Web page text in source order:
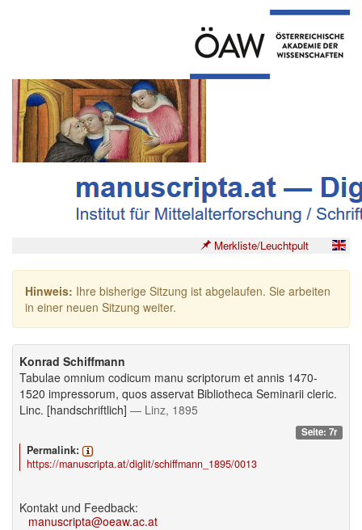
Merkliste/Leuchtpult
Hinweis: Ihre bisherige Sitzung ist abgelaufen. Sie arbeiten
in einer neuen Sitzung weiter.
Konrad Schiffmann
Tabulae omnium codicum manu scriptorum et annis 1470-
1520 impressorum, quos asservat Bibliotheca Seminarii cleric.
Linc. [handschriftlich] — Linz, 1895
Seite: 7r
Permalink:
https://manuscripta.at/diglit/schiffmann_1895/0013
Kontakt und Feedback:
manuscripta@oeaw.ac.at